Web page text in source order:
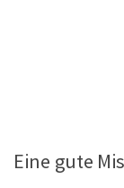
Eine gute